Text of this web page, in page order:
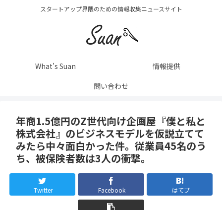
スタートアップ界隈のための情報収集ニュースサイト
What’s Suan
情報提供
問い合わせ
年商1.5億円のZ世代向け企画屋『僕と私と
株式会社』のビジネスモデルを仮説立てて
みたら中々面白かった件。従業員45名のう
ち、被保険者数は3人の衝撃。
Twitter Facebook はてブ